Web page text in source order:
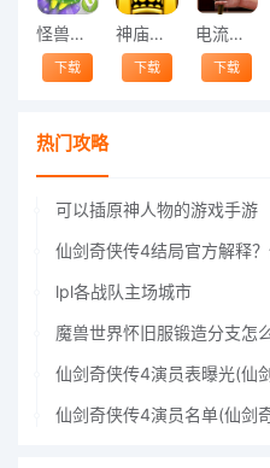
怪兽跳跃
下载
神庙逃亡中文版
下载
电流急急棒
下载
热门攻略
可以插原神人物的游戏手游
lpl各战队主场城市